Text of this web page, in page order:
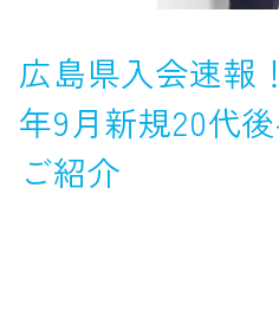
広島県入会速報
年9月新規20代
ご紹介